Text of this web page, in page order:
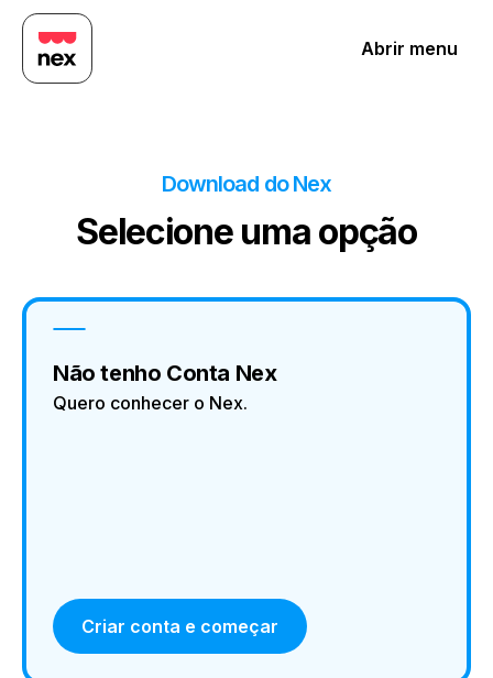
Abrir menu
Download do Nex
Selecione uma opção
Não tenho Conta Nex
Quero conhecer o Nex.
Criar conta e começar